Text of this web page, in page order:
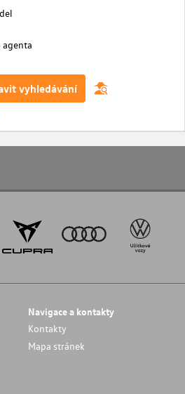
vyhledávání
Navigace a kontakty
Kontakty
Mapa stránek